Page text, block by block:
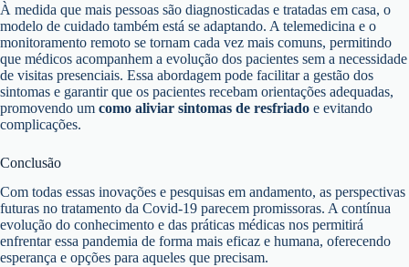
À medida que mais pessoas são diagnosticadas e tratadas em casa, o
modelo de cuidado também está se adaptando. A telemedicina e o
monitoramento remoto se tornam cada vez mais comuns, permitindo
que médicos acompanhem a evolução dos pacientes sem a necessidade
de visitas presenciais. Essa abordagem pode facilitar a gestão dos
sintomas e garantir que os pacientes recebam orientações adequadas,
promovendo um como aliviar sintomas de resfriado e evitando
complicações.
Conclusão
Com todas essas inovações e pesquisas em andamento, as perspectivas
futuras no tratamento da Covid-19 parecem promissoras. A contínua
evolução do conhecimento e das práticas médicas nos permitirá
enfrentar essa pandemia de forma mais eficaz e humana, oferecendo
esperança e opções para aqueles que precisam.